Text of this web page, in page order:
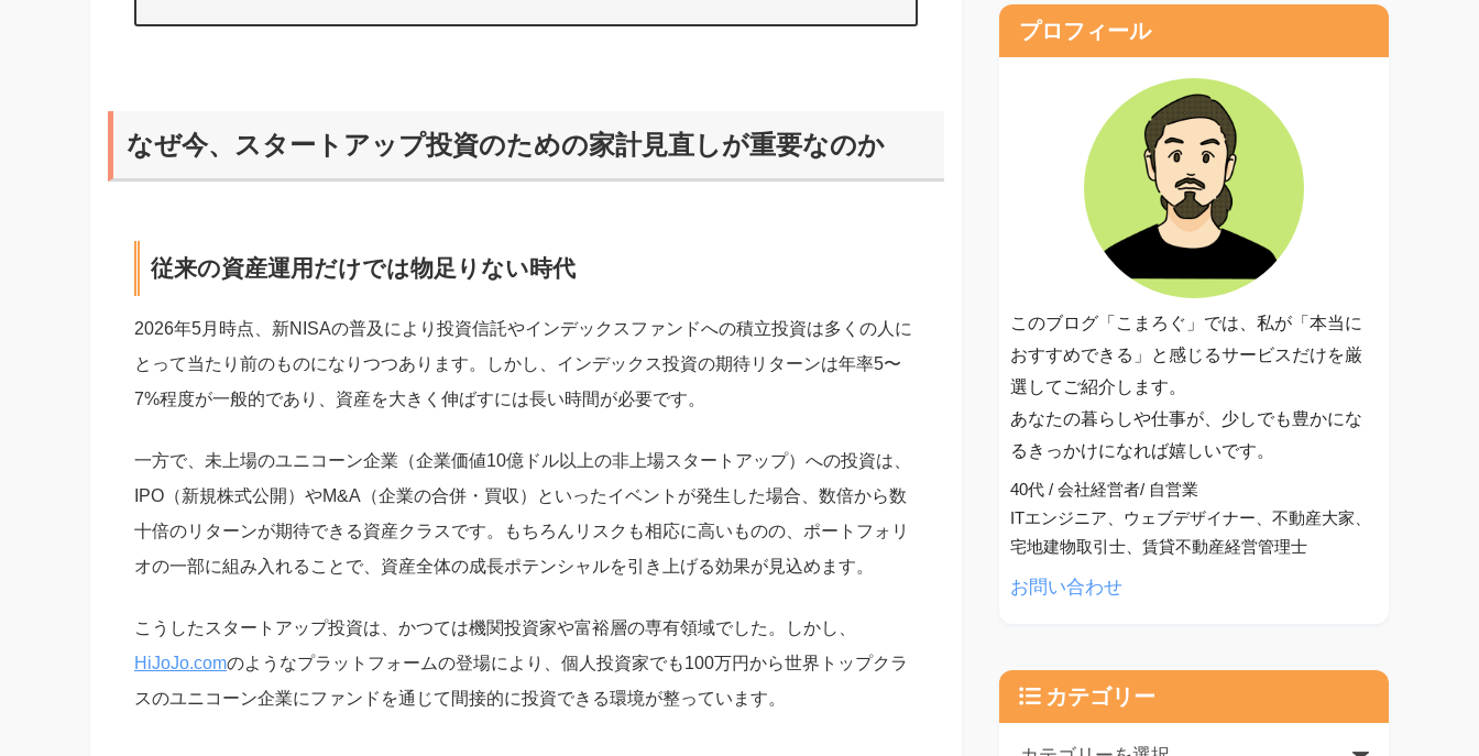
なぜ今、スタートアップ投資のための家計見直しが重要なのか
従来の資産運用だけでは物足りない時代
2026年5月時点、新NISAの普及により投資信託やインデックスファンドへの積立投資は多くの人に
とって当たり前のものになりつつあります。しかし、インデックス投資の期待リターンは年率5〜
7%程度が一般的であり、資産を大きく伸ばすには長い時間が必要です。
一方で、未上場のユニコーン企業（企業価値10億ドル以上の非上場スタートアップ）への投資は、
IPO（新規株式公開）やM&A（企業の合併・買収）といったイベントが発生した場合、数倍から数
十倍のリターンが期待できる資産クラスです。もちろんリスクも相応に高いものの、ポートフォリ
オの一部に組み入れることで、資産全体の成長ポテンシャルを引き上げる効果が見込めます。
こうしたスタートアップ投資は、かつては機関投資家や富裕層の専有領域でした。しかし、
HiJoJo.comのようなプラットフォームの登場により、個人投資家でも100万円から世界トップクラ
スのユニコーン企業にファンドを通じて間接的に投資できる環境が整っています。
プロフィール
このブログ「こまろぐ」では、私が「本当に
おすすめできる」と感じるサービスだけを厳
選してご紹介します。
あなたの暮らしや仕事が、少しでも豊かにな
るきっかけになれば嬉しいです。
40代 / 会社経営者/ 自営業
ITエンジニア、ウェブデザイナー、不動産大家、
宅地建物取引士、賃貸不動産経営管理士
お問い合わせ
カテゴリー